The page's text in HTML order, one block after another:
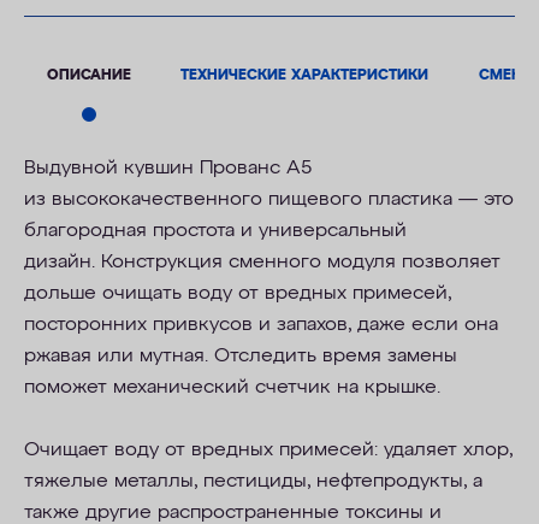
ОПИСАНИЕ ТЕХНИЧЕСКИЕ ХАРАКТЕРИСТИКИ
Выдувной кувшин Прованс А5
из высококачественного пищевого пластика — это
благородная простота и универсальный
дизайн. Конструкция сменного модуля позволяет
дольше очищать воду от вредных примесей,
посторонних привкусов и запахов, даже если она
ржавая или мутная. Отследить время замены
поможет механический счетчик на крышке.
Очищает воду от вредных примесей: удаляет хлор,
тяжелые металлы, пестициды, нефтепродукты, а
также другие распространенные токсины и